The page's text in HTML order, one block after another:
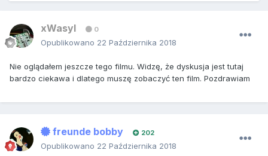
xWasyl 0
Opublikowano 22 Października 2018
Nie oglądałem jeszcze tego filmu. Widzę, że dyskusja jest tutaj
bardzo ciekawa i dlatego muszę zobaczyć ten film. Pozdrawiam
freunde bobby 202
Opublikowano 22 Października 2018